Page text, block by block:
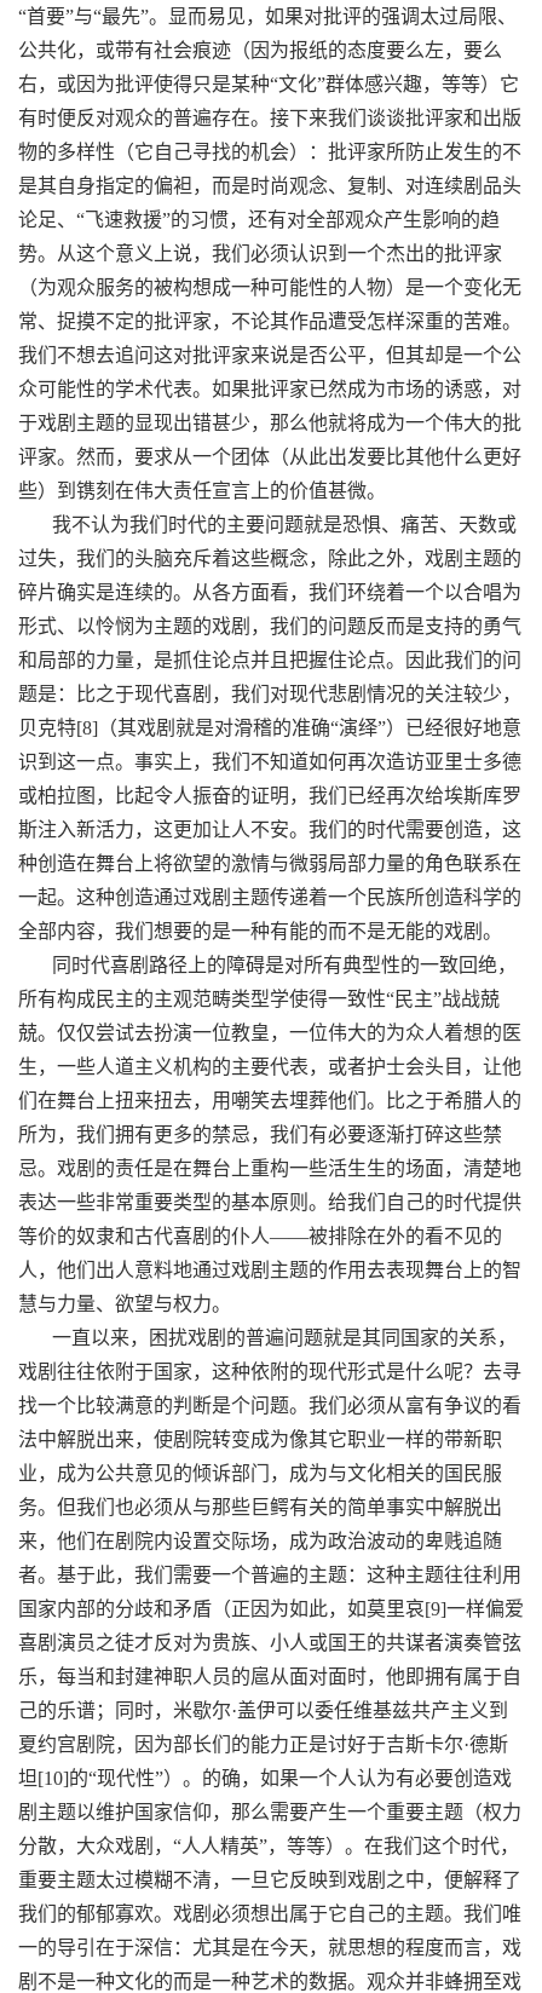
“首要”与“最先”。显而易见，如果对批评的强调太过局限、
公共化，或带有社会痕迹（因为报纸的态度要么左，要么
右，或因为批评使得只是某种“文化”群体感兴趣，等等）它
有时便反对观众的普遍存在。接下来我们谈谈批评家和出版
物的多样性（它自己寻找的机会）：批评家所防止发生的不
是其自身指定的偏袒，而是时尚观念、复制、对连续剧品头
论足、“飞速救援”的习惯，还有对全部观众产生影响的趋
势。从这个意义上说，我们必须认识到一个杰出的批评家
（为观众服务的被构想成一种可能性的人物）是一个变化无
常、捉摸不定的批评家，不论其作品遭受怎样深重的苦难。
我们不想去追问这对批评家来说是否公平，但其却是一个公
众可能性的学术代表。如果批评家已然成为市场的诱惑，对
于戏剧主题的显现出错甚少，那么他就将成为一个伟大的批
评家。然而，要求从一个团体（从此出发要比其他什么更好
些）到镌刻在伟大责任宣言上的价值甚微。
我不认为我们时代的主要问题就是恐惧、痛苦、天数或
过失，我们的头脑充斥着这些概念，除此之外，戏剧主题的
碎片确实是连续的。从各方面看，我们环绕着一个以合唱为
形式、以怜悯为主题的戏剧，我们的问题反而是支持的勇气
和局部的力量，是抓住论点并且把握住论点。因此我们的问
题是：比之于现代喜剧，我们对现代悲剧情况的关注较少，
贝克特[8]（其戏剧就是对滑稽的准确“演绎”）已经很好地意
识到这一点。事实上，我们不知道如何再次造访亚里士多德
或柏拉图，比起令人振奋的证明，我们已经再次给埃斯库罗
斯注入新活力，这更加让人不安。我们的时代需要创造，这
种创造在舞台上将欲望的激情与微弱局部力量的角色联系在
一起。这种创造通过戏剧主题传递着一个民族所创造科学的
全部内容，我们想要的是一种有能的而不是无能的戏剧。
同时代喜剧路径上的障碍是对所有典型性的一致回绝，
所有构成民主的主观范畴类型学使得一致性“民主”战战兢
兢。仅仅尝试去扮演一位教皇，一位伟大的为众人着想的医
生，一些人道主义机构的主要代表，或者护士会头目，让他
们在舞台上扭来扭去，用嘲笑去埋葬他们。比之于希腊人的
所为，我们拥有更多的禁忌，我们有必要逐渐打碎这些禁
忌。戏剧的责任是在舞台上重构一些活生生的场面，清楚地
表达一些非常重要类型的基本原则。给我们自己的时代提供
等价的奴隶和古代喜剧的仆人——被排除在外的看不见的
人，他们出人意料地通过戏剧主题的作用去表现舞台上的智
慧与力量、欲望与权力。
一直以来，困扰戏剧的普遍问题就是其同国家的关系，
戏剧往往依附于国家，这种依附的现代形式是什么呢？去寻
找一个比较满意的判断是个问题。我们必须从富有争议的看
法中解脱出来，使剧院转变成为像其它职业一样的带新职
业，成为公共意见的倾诉部门，成为与文化相关的国民服
务。但我们也必须从与那些巨鳄有关的简单事实中解脱出
来，他们在剧院内设置交际场，成为政治波动的卑贱追随
者。基于此，我们需要一个普遍的主题：这种主题往往利用
国家内部的分歧和矛盾（正因为如此，如莫里哀[9]一样偏爱
喜剧演员之徒才反对为贵族、小人或国王的共谋者演奏管弦
乐，每当和封建神职人员的扈从面对面时，他即拥有属于自
己的乐谱；同时，米歇尔·盖伊可以委任维基兹共产主义到
夏约宫剧院，因为部长们的能力正是讨好于吉斯卡尔·德斯
坦[10]的“现代性”）。的确，如果一个人认为有必要创造戏
剧主题以维护国家信仰，那么需要产生一个重要主题（权力
分散，大众戏剧，“人人精英”，等等）。在我们这个时代，
重要主题太过模糊不清，一旦它反映到戏剧之中，便解释了
我们的郁郁寡欢。戏剧必须想出属于它自己的主题。我们唯
一的导引在于深信：尤其是在今天，就思想的程度而言，戏
剧不是一种文化的而是一种艺术的数据。观众并非蜂拥至戏